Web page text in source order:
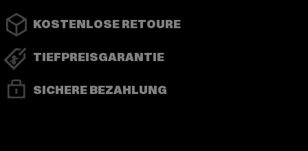
KOSTENLOSE RETOURE
TIEFPREISGARANTIE
SICHERE BEZAHLUNG